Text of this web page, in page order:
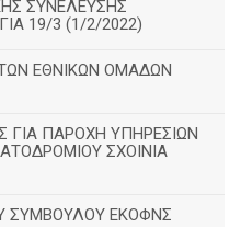
ΣΥΝΕΛΕΥΣΗΣ
19/3 (1/2/2022)
ΤΩΝ ΕΘΝΙΚΩΝ ΟΜΑΔΩΝ
ΓΙΑ ΠΑΡΟΧΗ ΥΠΗΡΕΣΙΩΝ
ΣΧΟΙΝΙΑ
ΣΥΜΒΟΥΛΟΥ ΕΚΟΦΝΣ